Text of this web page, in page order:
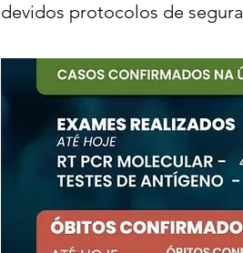
devidos protocolos de